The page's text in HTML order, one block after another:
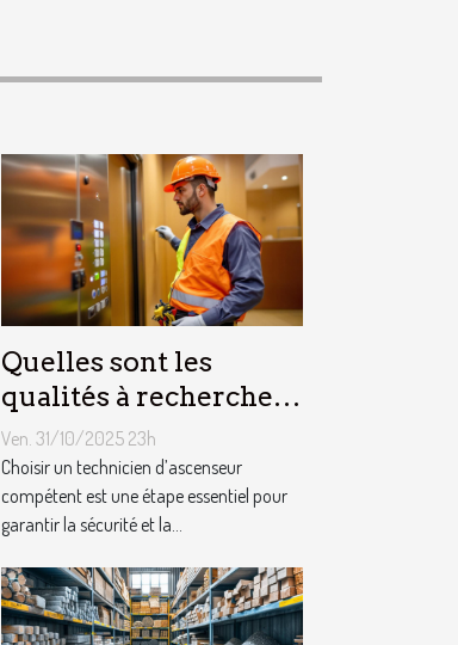
Quelles sont les
qualités à rechercher
chez un technicien
d’ascenseur ?
Ven. 31/10/2025 23h
Choisir un technicien d’ascenseur
compétent est une étape essentiel pour
garantir la sécurité et la...